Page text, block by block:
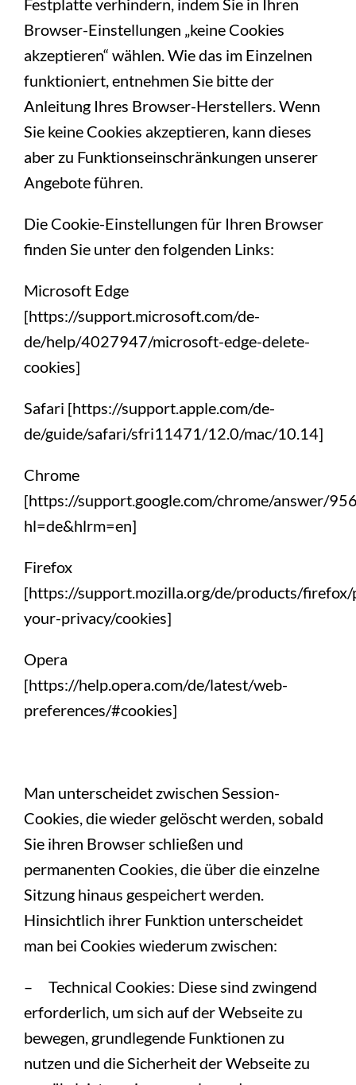
Festplatte verhindern, indem Sie in Ihren
Browser-Einstellungen „keine Cookies
akzeptieren“ wählen. Wie das im Einzelnen
funktioniert, entnehmen Sie bitte der
Anleitung Ihres Browser-Herstellers. Wenn
Sie keine Cookies akzeptieren, kann dieses
aber zu Funktionseinschränkungen unserer
Angebote führen.
Die Cookie-Einstellungen für Ihren Browser
finden Sie unter den folgenden Links:
Microsoft Edge
[https://support.microsoft.com/de-
de/help/4027947/microsoft-edge-delete-
cookies]
Safari [https://support.apple.com/de-
de/guide/safari/sfri11471/12.0/mac/10.14]
Chrome
[https://support.google.com/chrome/answer/
hl=de&hlrm=en]
Firefox
[https://support.mozilla.org/de/products/
your-privacy/cookies]
Opera
[https://help.opera.com/de/latest/web-
preferences/#cookies]
Man unterscheidet zwischen Session-
Cookies, die wieder gelöscht werden, sobald
Sie ihren Browser schließen und
permanenten Cookies, die über die einzelne
Sitzung hinaus gespeichert werden.
Hinsichtlich ihrer Funktion unterscheidet
man bei Cookies wiederum zwischen:
– Technical Cookies: Diese sind zwingend
erforderlich, um sich auf der Webseite zu
bewegen, grundlegende Funktionen zu
nutzen und die Sicherheit der Webseite zu